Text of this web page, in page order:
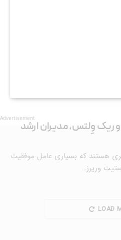
ریک وِلتس، مدیران ارشد
هستند که بسیاری عامل موفقیت
وریرز…
LOAD
Advertisement